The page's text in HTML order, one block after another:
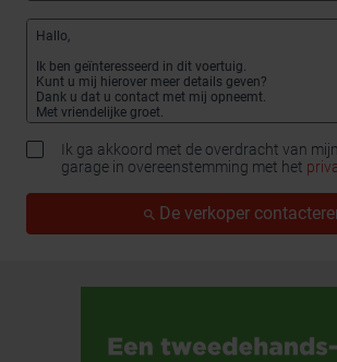
Ik ga akkoord met de overdracht van
garage in overeenstemming met het
De verkoper